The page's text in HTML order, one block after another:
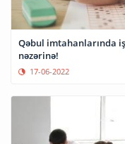
Qəbul imtahanlarında
nəzərinə!
17-06-2022